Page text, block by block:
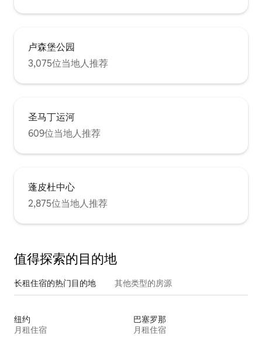
卢森堡公园
3,075位当地人推荐
圣马丁运河
609位当地人推荐
蓬皮杜中心
2,875位当地人推荐
值得探索的目的地
长租住宿的热门目的地 其他类型的房源
纽约
月租住宿
巴塞罗那
月租住宿